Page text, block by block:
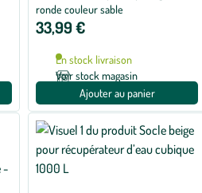
ronde couleur sable
33,99 €
En stock livraison
Voir stock magasin
Ajouter au panier